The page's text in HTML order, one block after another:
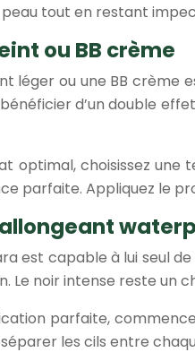
tout en restant
ou BB crème
léger ou une BB crème
d’un double
optimal, choisissez
parfaite. Appliquez le
est capable à lui seul
Le noir intense reste un
parfaite,
les cils entre